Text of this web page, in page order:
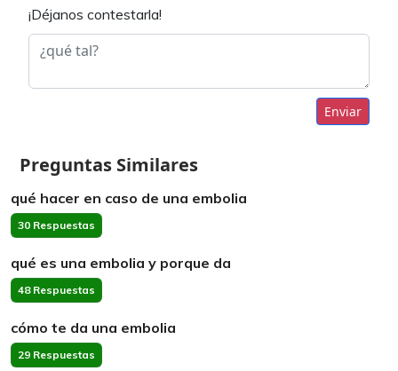
¡Déjanos contestarla!
Enviar
Preguntas Similares
qué hacer en caso de una embolia
30 Respuestas
qué es una embolia y porque da
48 Respuestas
cómo te da una embolia
29 Respuestas